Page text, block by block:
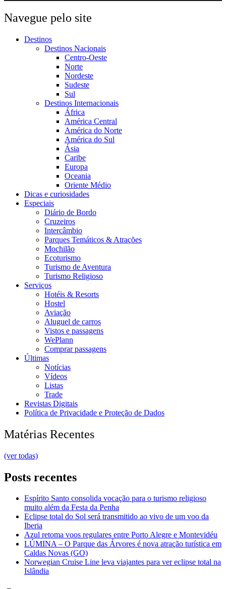
Navegue pelo site
Destinos
Destinos Nacionais
Centro-Oeste
Norte
Nordeste
Sudeste
Sul
Destinos Internacionais
África
América Central
América do Norte
América do Sul
Ásia
Caribe
Europa
Oceania
Oriente Médio
Dicas e curiosidades
Especiais
Diário de Bordo
Cruzeiros
Intercâmbio
Parques Temáticos & Atrações
Mochilão
Ecoturismo
Turismo de Aventura
Turismo Religioso
Serviços
Hotéis & Resorts
Hostel
Aviação
Aluguel de carros
Vistos e passagens
WePlann
Comprar passagens
Últimas
Notícias
Vídeos
Listas
Trade
Revistas Digitais
Política de Privacidade e Proteção de Dados
Matérias Recentes
(ver todas)
Posts recentes
Espírito Santo consolida vocação para o turismo religioso
muito além da Festa da Penha
Eclipse total do Sol será transmitido ao vivo de um voo da
Iberia
Azul retoma voos regulares entre Porto Alegre e Montevidéu
LÚMINA – O Parque das Árvores é nova atração turística em
Caldas Novas (GO)
Norwegian Cruise Line leva viajantes para ver eclipse total na
Islândia